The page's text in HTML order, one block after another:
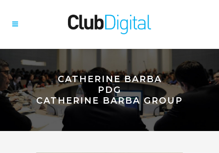
CATHERINE BARBA
PDG
CATHERINE BARBA GROUP